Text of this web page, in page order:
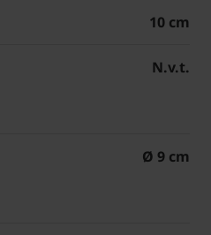
10 cm
N.v.t.
Ø 9 cm